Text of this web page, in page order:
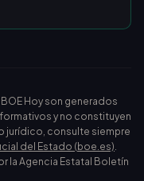
Hoy son generados
y no constituyen
jurídico, consulte siempre
del Estado (boe.es).
la Agencia Estatal Boletín